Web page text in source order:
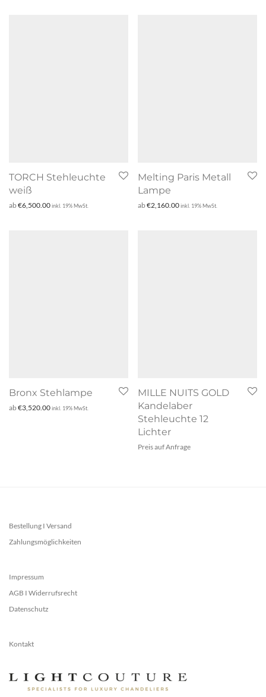
TORCH Stehleuchte
weiß
ab€6,500.00inkl. 19% MwSt.
Melting Paris Metall
Lampe
ab€2,160.00inkl. 19% MwSt.
Bronx Stehlampe
ab€3,520.00inkl. 19% MwSt.
MILLE NUITS GOLD
Kandelaber
Stehleuchte 12
Lichter
Preis auf Anfrage
Bestellung I Versand
Zahlungsmöglichkeiten
Impressum
AGB I Widerrufsrecht
Datenschutz
Kontakt